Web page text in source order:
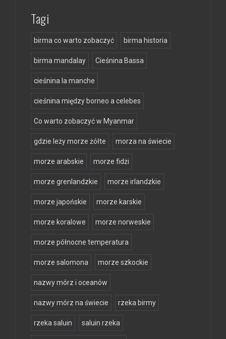
Tagi
birma co warto zobaczyć birma historia
birma mandalay Cieśnina Bassa
cieśnina la manche
cieśnina między borneo a celebes
Co warto zobaczyć w Myanmar
gdzie leży morze żółte morza na świecie
morze arabskie morze fidżi
morze grenlandzkie morze irlandzkie
morze japońskie morze karskie
morze koralowe morze norweskie
morze północne temperatura
morze salomona morze szkockie
nazwy mórz i oceanów
nazwy mórz na świecie rzeka birmy
rzeka saluin saluin rzeka